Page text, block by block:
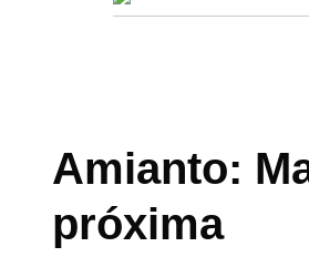
Amianto:
próxima